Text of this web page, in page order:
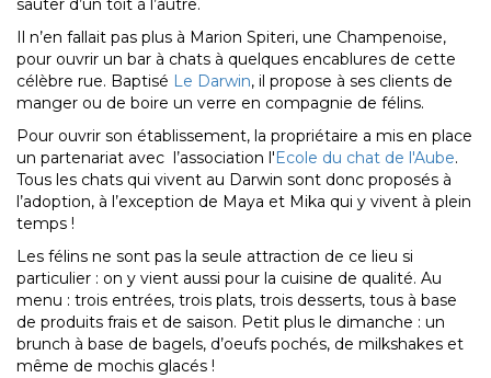
sauter d’un toit à l’autre.
Il n’en fallait pas plus à Marion Spiteri, une Champenoise,
pour ouvrir un bar à chats à quelques encablures de cette
célèbre rue. Baptisé Le Darwin, il propose à ses clients de
manger ou de boire un verre en compagnie de félins.
Pour ouvrir son établissement, la propriétaire a mis en place
un partenariat avec l’association l'Ecole du chat de l'Aube.
Tous les chats qui vivent au Darwin sont donc proposés à
l’adoption, à l’exception de Maya et Mika qui y vivent à plein
temps !
Les félins ne sont pas la seule attraction de ce lieu si
particulier : on y vient aussi pour la cuisine de qualité. Au
menu : trois entrées, trois plats, trois desserts, tous à base
de produits frais et de saison. Petit plus le dimanche : un
brunch à base de bagels, d’oeufs pochés, de milkshakes et
même de mochis glacés !